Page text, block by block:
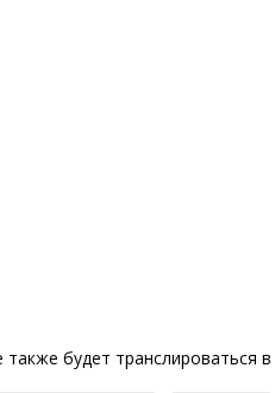
также будет транслироваться